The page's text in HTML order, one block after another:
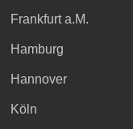
Frankfurt a.M.
Hamburg
Hannover
Köln